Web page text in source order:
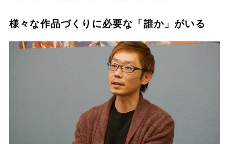
様々な作品づくりに必要な「誰か」がいる